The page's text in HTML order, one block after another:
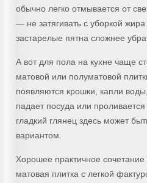
обычно легко отмывается от
— не затягивать с уборкой
застарелые пятна сложнее
А вот для пола на кухне чаще
матовой или полуматовой
появляются крошки, капли
падает посуда или
гладкий глянец здесь может
вариантом.
Хорошее практичное
матовая плитка с легкой